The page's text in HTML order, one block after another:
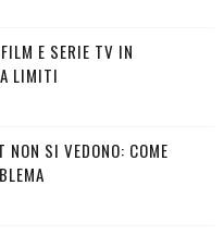
E SERIE TV IN
LIMITI
NON SI VEDONO: COME